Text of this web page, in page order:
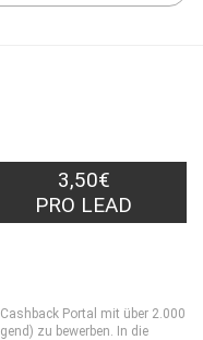
3,50€
PRO LEAD
Portal mit über 2.000
zu bewerben. In die